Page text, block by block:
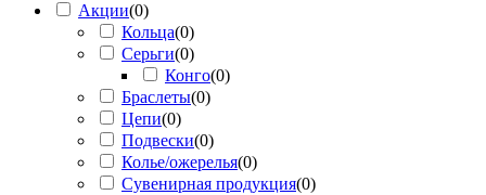
Акции(0)
Кольца(0)
Серьги(0)
Конго(0)
Браслеты(0)
Цепи(0)
Подвески(0)
Колье/ожерелья(0)
Сувенирная продукция(0)